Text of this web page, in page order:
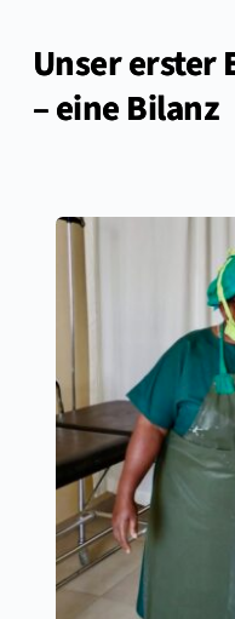
springenUnser erster
– eine Bilanz